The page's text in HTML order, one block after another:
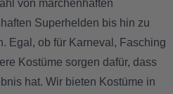
von märchenhaften
Superhelden bis hin zu
Egal, ob für Karneval, Fasching
Kostüme sorgen dafür, dass
hat. Wir bieten Kostüme in